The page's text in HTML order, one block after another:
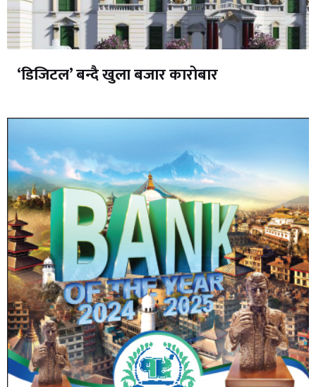
‘डिजिटल’ बन्दै खुला बजार कारोबार